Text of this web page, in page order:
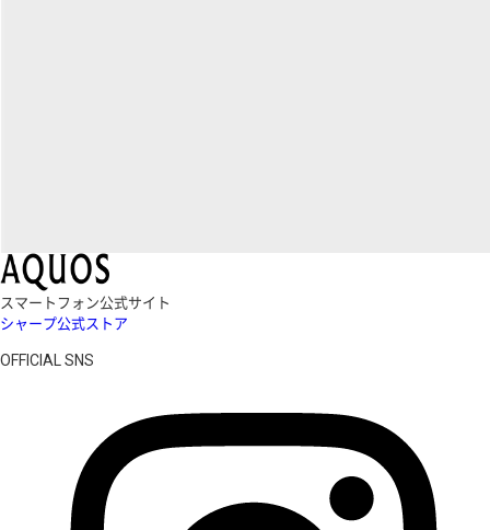
スマートフォン公式サイト
シャープ公式ストア
OFFICIAL SNS